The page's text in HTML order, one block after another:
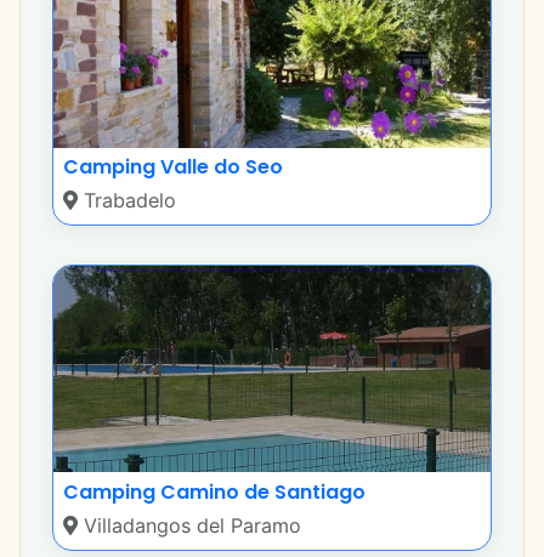
Camping Valle do Seo
Trabadelo
Camping Camino de Santiago
Villadangos del Paramo